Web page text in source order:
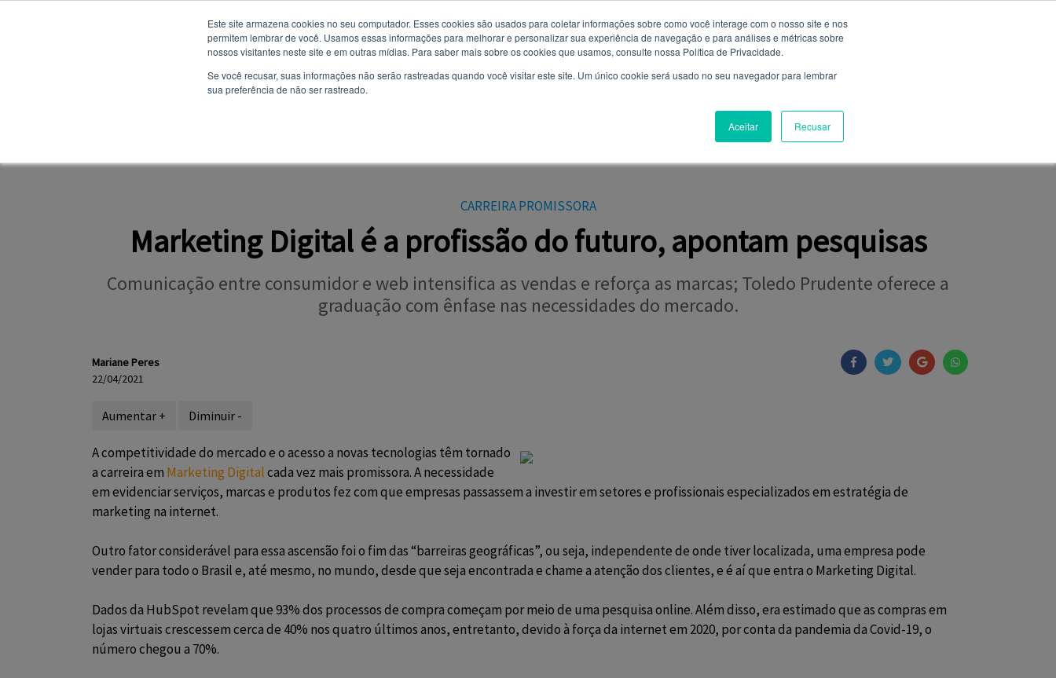
Este site armazena cookies no seu computador. Esses cookies são usados ​​para coletar informações sobre como você interage com o nosso site e nos
permitem lembrar de você. Usamos essas informações para melhorar e personalizar sua experiência de navegação e para análises e métricas sobre
nossos visitantes neste site e em outras mídias. Para saber mais sobre os cookies que usamos, consulte nossa Política de Privacidade.
Se você recusar, suas informações não serão rastreadas quando você visitar este site. Um único cookie será usado no seu navegador para lembrar
sua preferência de não ser rastreado.
Aceitar Recusar
NOTÍCIAS
7 de agosto de 2026
OPINIÃO FALE CONOSCO CLUBE DE SERVIÇOS
CARREIRA PROMISSORA
Marketing Digital é a profissão do futuro, apontam pesquisas
Comunicação entre consumidor e web intensifica as vendas e reforça as marcas; Toledo Prudente oferece a
graduação com ênfase nas necessidades do mercado.
Mariane Peres
22/04/2021
Aumentar + Diminuir -
A competitividade do mercado eo acesso a novas tecnologias têm tornado
a carreira em Marketing Digitalcada vez mais promissora. A necessidade
em evidenciar serviços, marcas e produtos fez com que empresas passassem a investir em setores e profissionais especializados em estratégia de
marketing na internet.
Outro fator considerável para essa ascensão foi o fim das “barreiras geográficas”, ou seja, independente de onde tiver localizada, uma empresa pode
vender para todo o Brasil e, até mesmo, no mundo, desde que seja encontrada e chame a atenção dos clientes, e é aí que entra o Marketing Digital.
Dados da HubSpot revelam que 93% dos processos de compra começam por meio de uma pesquisa online. Além disso, era estimado que as compras em
lojas virtuais crescessem cerca de 40% nos quatro últimos anos, entretanto, devido à força da internet em 2020, por conta da pandemia da Covid-19, o
número chegou a 70%.
Você quer receber notificações e não perder nenhuma notícia
importante?